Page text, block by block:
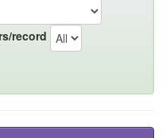
record